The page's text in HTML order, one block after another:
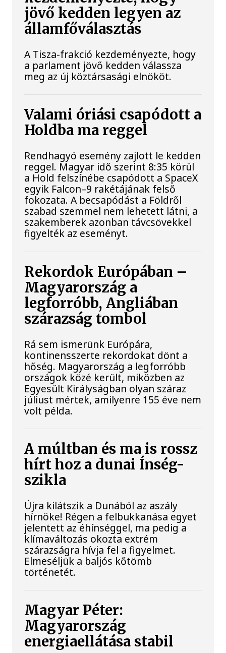
jövő kedden legyen az
államfőválasztás
A Tisza-frakció kezdeményezte, hogy
a parlament jövő kedden válassza
meg az új köztársasági elnököt.
Valami óriási csapódott a
Holdba ma reggel
Rendhagyó esemény zajlott le kedden
reggel. Magyar idő szerint 8:35 körül
a Hold felszínébe csapódott a SpaceX
egyik Falcon–9 rakétájának felső
fokozata. A becsapódást a Földről
szabad szemmel nem lehetett látni, a
szakemberek azonban távcsövekkel
figyelték az eseményt.
Rekordok Európában –
Magyarország a
legforróbb, Angliában
szárazság tombol
Rá sem ismerünk Európára,
kontinensszerte rekordokat dönt a
hőség. Magyarország a legforróbb
országok közé került, miközben az
Egyesült Királyságban olyan száraz
júliust mértek, amilyenre 155 éve nem
volt példa.
A múltban és ma is rossz
hírt hoz a dunai Ínség-
szikla
Újra kilátszik a Dunából az aszály
hírnöke! Régen a felbukkanása egyet
jelentett az éhínséggel, ma pedig a
klímaváltozás okozta extrém
szárazságra hívja fel a figyelmet.
Elmeséljük a baljós kőtömb
történetét.
Magyar Péter:
Magyarország
energiaellátása stabil